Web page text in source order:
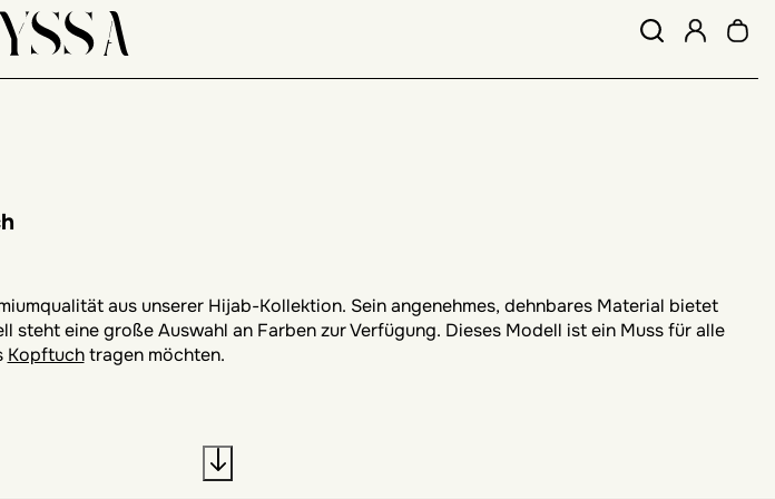
aus unserer Hijab-Kollektion. Sein angenehmes, dehnbares Material bietet
steht eine große Auswahl an Farben zur Verfügung. Dieses Modell ist ein Muss für alle
Kopftuchtragen möchten.